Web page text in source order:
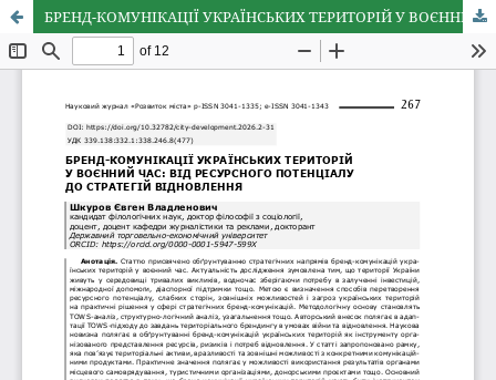
БРЕНД-КОМУНІКАЦІЇ УКРАЇНСЬКИХ ТЕРИТОРІЙ У ВОЄННИЙ ЧАС: ВІД РЕСУРСНОГО ПОТЕНЦІАЛУ ДО СТРАТЕГІЙ ВІДНОВЛЕННЯ